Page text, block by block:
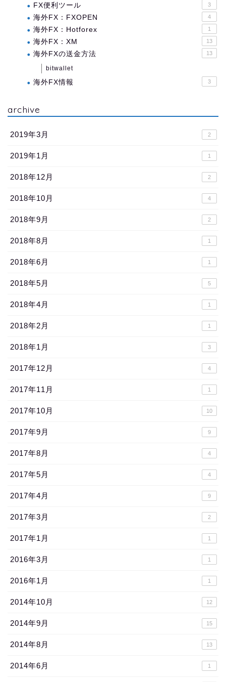
FX便利ツール 3
海外FX：FXOPEN 4
海外FX：Hotforex 1
海外FX：XM 13
海外FXの送金方法 13
bitwallet
海外FX情報 3
archive
2019年3月 2
2019年1月 1
2018年12月 2
2018年10月 4
2018年9月 2
2018年8月 1
2018年6月 1
2018年5月 5
2018年4月 1
2018年2月 1
2018年1月 3
2017年12月 4
2017年11月 1
2017年10月 10
2017年9月 9
2017年8月 4
2017年5月 4
2017年4月 9
2017年3月 2
2017年1月 1
2016年3月 1
2016年1月 1
2014年10月 12
2014年9月 15
2014年8月 13
2014年6月 1